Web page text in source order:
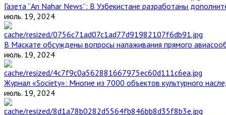
Газета “An Nahar News”: В Узбекистане разработаны
июль. 19, 2024
В Маскате обсуждены вопросы налаживания прямого
июль. 19, 2024
Журнал «Society»: Многие из 7000 объектов культурного
июль. 19, 2024